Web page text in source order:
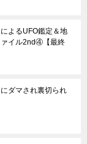
よるUFO鑑定＆地
イル2nd④【最終
ダマされ裏切られ